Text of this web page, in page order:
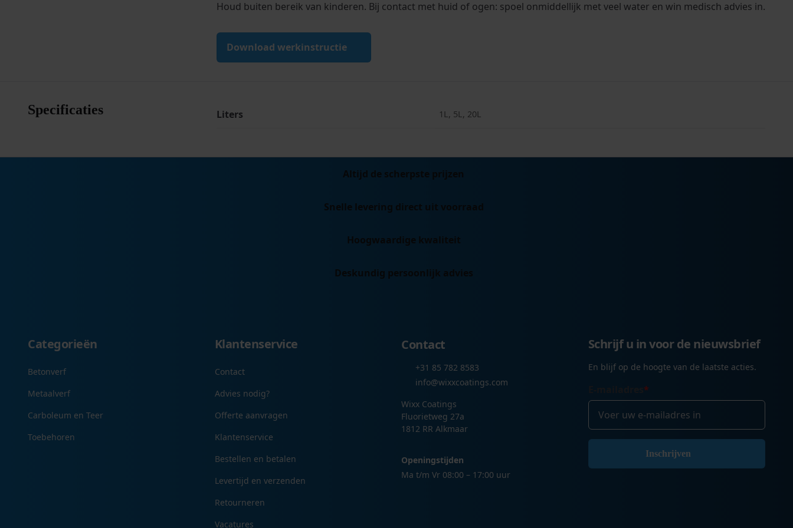
Houd buiten bereik van kinderen. Bij contact met huid of ogen: spoel onmiddellijk met veel water en win medisch advies in.
Download werkinstructie
Specificaties Liters 1L, 5L, 20L
Altijd de scherpste prijzen
Snelle levering direct uit voorraad
Hoogwaardige kwaliteit
Deskundig persoonlijk advies
Categorieën
Betonverf
Metaalverf
Carboleum en Teer
Toebehoren
Klantenservice
Contact
Advies nodig?
Offerte aanvragen
Klantenservice
Bestellen en betalen
Levertijd en verzenden
Retourneren
Vacatures
Contact
+31 85 782 8583
info@wixxcoatings.com
Wixx Coatings
Fluorietweg 27a
1812 RR Alkmaar
Openingstijden
Ma t/m Vr 08:00 – 17:00 uur
Schrijf u in voor de nieuwsbrief
En blijf op de hoogte van de laatste acties.
*